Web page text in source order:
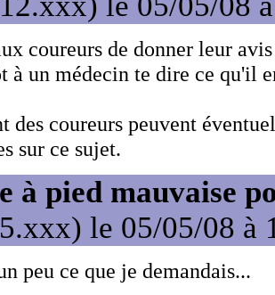
coureurs de donner leur
à un médecin te dire ce qu'il
des coureurs peuvent
sur ce sujet.
à pied mauvaise
le 05/05/08 à
peu ce que je demandais...